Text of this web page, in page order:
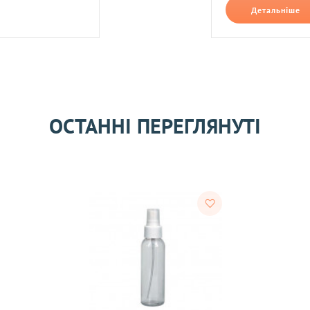
У форматі jpg, png,
Детальніше
ОСТАННІ ПЕРЕГЛЯНУТІ